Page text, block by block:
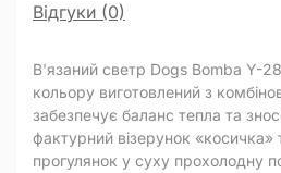
Відгуки (0)
В'язаний светр Dogs Bomba Y-
кольору виготовлений з
забезпечує баланс тепла та
фактурний візерунок «косичка»
прогулянок у суху прохолодну